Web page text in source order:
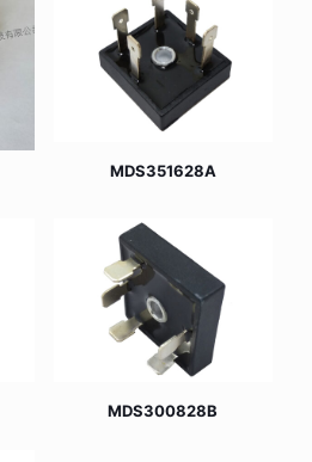
MDS351628A
MDS300828B